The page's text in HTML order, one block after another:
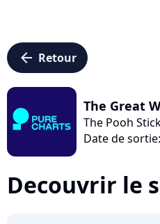
arrow_left Retour
The Great
The Pooh
Date de
Decouvrir le